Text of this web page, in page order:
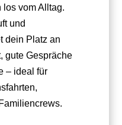
los vom Alltag.
und
dein Platz an
gute Gespräche
– ideal für